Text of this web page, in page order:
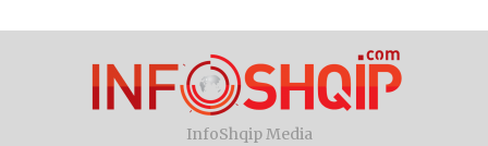
InfoShqip Media